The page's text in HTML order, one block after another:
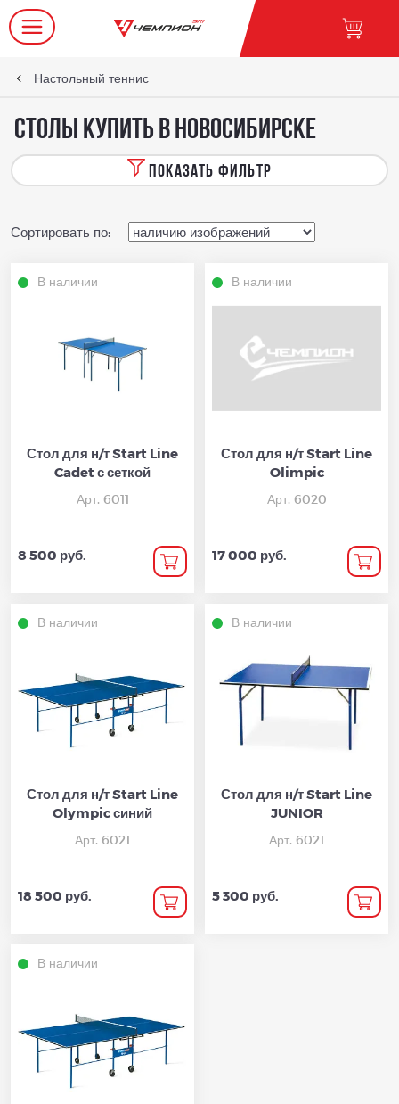
Настольный теннис
Столы купить в Новосибирске
ПОКАЗАТЬ ФИЛЬТР
Сортировать по:
В наличии
Стол для н/т Start Line
Cadet с сеткой
Арт. 6011
8 500 руб.
В наличии
Стол для н/т Start Line
Olimpic
Арт. 6020
17 000 руб.
В наличии
Стол для н/т Start Line
Olympic синий
Арт. 6021
18 500 руб.
В наличии
Стол для н/т Start Line
JUNIOR
Арт. 6021
5 300 руб.
В наличии